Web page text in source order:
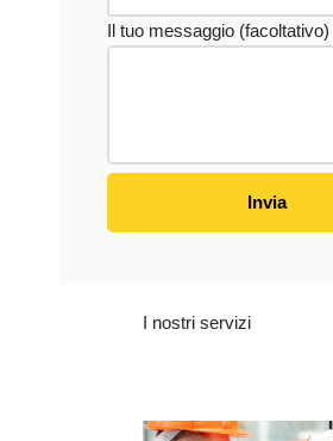
Il tuo messaggio (facoltativo)
I nostri servizi